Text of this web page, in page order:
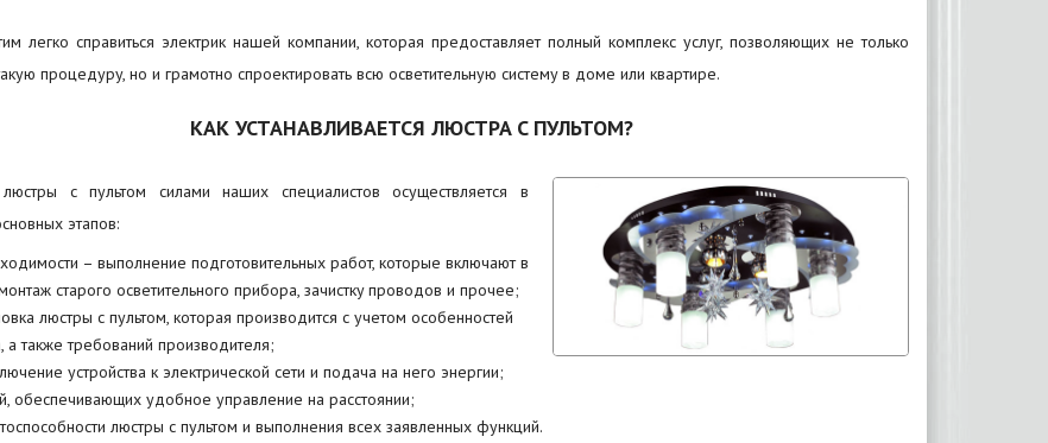
легко справиться электрик нашей компании, которая предоставляет полный комплекс услуг, позволяющих не только
процедуру, но и грамотно спроектировать всю осветительную систему в доме или квартире.
КАК УСТАНАВЛИВАЕТСЯ ЛЮСТРА С ПУЛЬТОМ?
люстры с пультом силами наших специалистов осуществляется в
этапов:
– выполнение подготовительных работ, которые включают в
старого осветительного прибора, зачистку проводов и прочее;
люстры с пультом, которая производится с учетом особенностей
а также требований производителя;
устройства к электрической сети и подача на него энергии;
обеспечивающих удобное управление на расстоянии;
люстры с пультом и выполнения всех заявленных функций.